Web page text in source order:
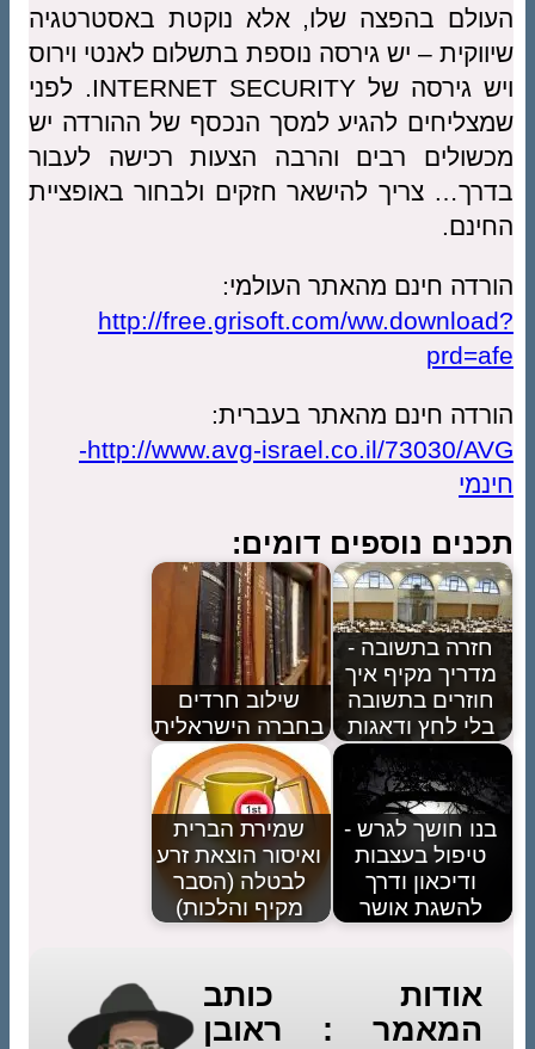
בהפצה שלו, אלא נוקטת באסטרטגיה
– יש גירסה נוספת בתשלום לאנטי וירוס
ויש גירסה של INTERNET SECURITY. לפני
להגיע למסך הנכסף של ההורדה יש
רבים והרבה הצעות רכישה לעבור
צריך להישאר חזקים ולבחור באופציית
חינם מהאתר העולמי:
http://free.grisoft.com/
חינם מהאתר בעברית:
http://www.avg-israel.co.il/73030/AVG-
נוספים דומים:
בתשובה -
מקיף איך
בתשובה
לחץ ודאגות
שילוב חרדים
בחברה הישראלית
חושך לגרש -
טיפול בעצבות
ודיכאון ודרך
להשגת אושר
שמירת הברית
ואיסור הוצאת זרע
לבטלה (הסבר
מקיף והלכות)
אודות כותב
המאמר : ראובן